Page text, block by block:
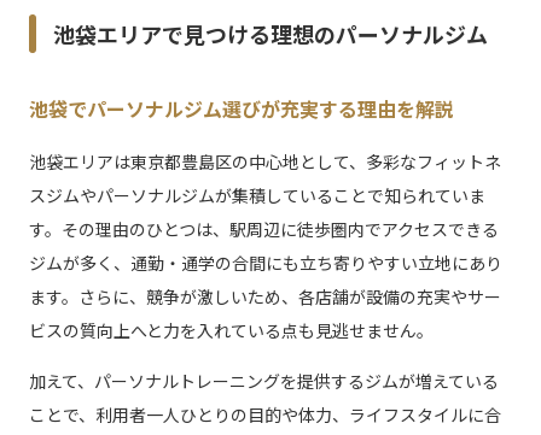
池袋エリアで見つける理想のパーソナルジム
池袋でパーソナルジム選びが充実する理由を解説
池袋エリアは東京都豊島区の中心地として、多彩なフィットネ
スジムやパーソナルジムが集積していることで知られていま
す。その理由のひとつは、駅周辺に徒歩圏内でアクセスできる
ジムが多く、通勤・通学の合間にも立ち寄りやすい立地にあり
ます。さらに、競争が激しいため、各店舗が設備の充実やサー
ビスの質向上へと力を入れている点も見逃せません。
加えて、パーソナルトレーニングを提供するジムが増えている
ことで、利用者一人ひとりの目的や体力、ライフスタイルに合